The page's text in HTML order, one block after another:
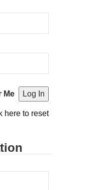
Me
here to reset